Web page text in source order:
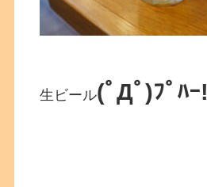
生ビール(ﾟДﾟ)ﾌﾟﾊｰ!